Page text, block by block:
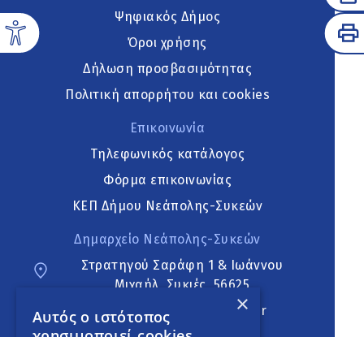
Ψηφιακός Δήμος
Όροι χρήσης
Δήλωση προσβασιμότητας
Πολιτική απορρήτου και cookies
Επικοινωνία
Τηλεφωνικός κατάλογος
Φόρμα επικοινωνίας
ΚΕΠ Δήμου Νεάπολης-Συκεών
Δημαρχείο Νεάπολης-Συκεών
Στρατηγού Σαράφη 1 & Ιωάννου
Μιχαήλ, Συκιές, 56625
neapoli.sykies@ddt.gov.gr
×
Αυτός ο ιστότοπος